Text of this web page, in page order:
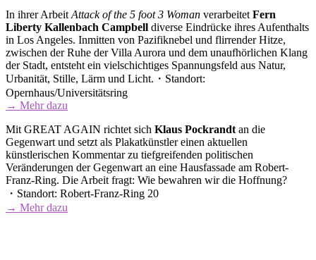
In ihrer Arbeit Attack of the 5 foot 3 Woman verarbeitet Fern
Liberty Kallenbach Campbell diverse Eindrücke ihres Aufenthalts
in Los Angeles. Inmitten von Pazifiknebel und flirrender Hitze,
zwischen der Ruhe der Villa Aurora und dem unaufhörlichen Klang
der Stadt, entsteht ein vielschichtiges Spannungsfeld aus Natur,
Urbanität, Stille, Lärm und Licht.・Standort:
Opernhaus/Universitätsring
→ Mehr dazu
Mit GREAT AGAIN richtet sich Klaus Pockrandt an die
Gegenwart und setzt als Plakatkünstler einen aktuellen
künstlerischen Kommentar zu tiefgreifenden politischen
Veränderungen der Gegenwart an eine Hausfassade am Robert-
Franz-Ring. Die Arbeit fragt: Wie bewahren wir die Hoffnung?
・Standort: Robert-Franz-Ring 20
→ Mehr dazu